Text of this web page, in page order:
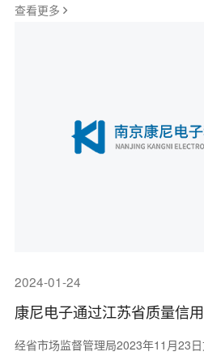
查看更多
2024-01-24
康尼电子通过江苏省质量信
经省市场监督管理局2023年11月23